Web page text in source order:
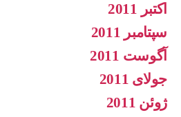
اکتبر 2011
سپتامبر 2011
آگوست 2011
جولای 2011
ژوئن 2011